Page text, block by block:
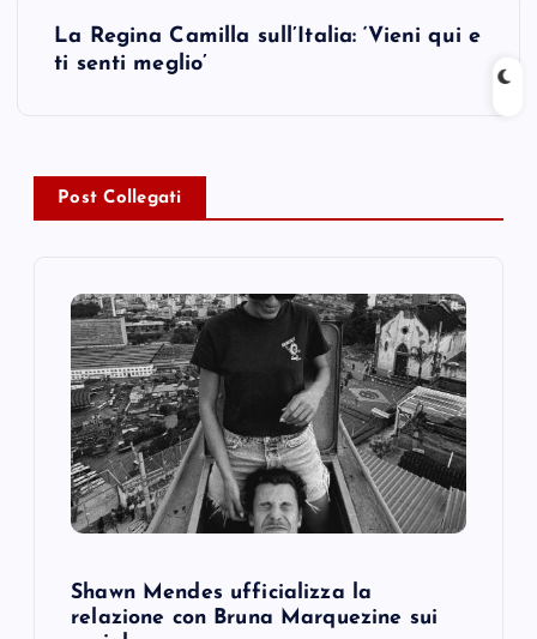
v
La Regina Camilla sull’Italia: ‘Vieni qui e
ti senti meglio’
Post Collegati
Shawn Mendes ufficializza la
relazione con Bruna Marquezine sui